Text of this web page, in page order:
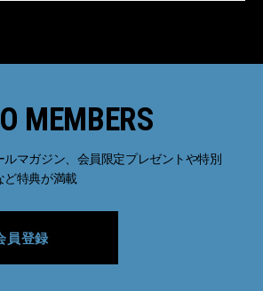
MEMBERS
マガジン、会員限定プレゼントや特別
ど特典が満載
員登録